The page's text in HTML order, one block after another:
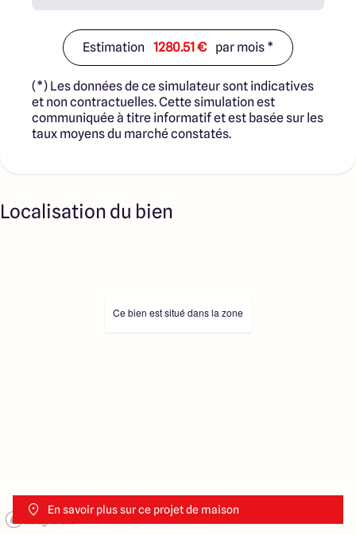
Estimation 1280.51 € par mois *
(*) Les données de ce simulateur sont indicatives
et non contractuelles. Cette simulation est
communiquée à titre informatif et est basée sur les
taux moyens du marché constatés.
Localisation du bien
En savoir plus sur ce projet de maison
Ce bien est situé dans la zone